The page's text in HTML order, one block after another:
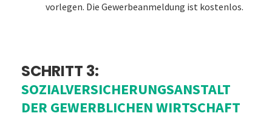
vorlegen. Die Gewerbeanmeldung ist kostenlos.
SCHRITT 3:
SOZIALVERSICHERUNGSANSTALT
DER GEWERBLICHEN WIRTSCHAFT